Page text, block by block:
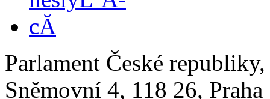
Parlament České
Sněmovní 4, 118 26,